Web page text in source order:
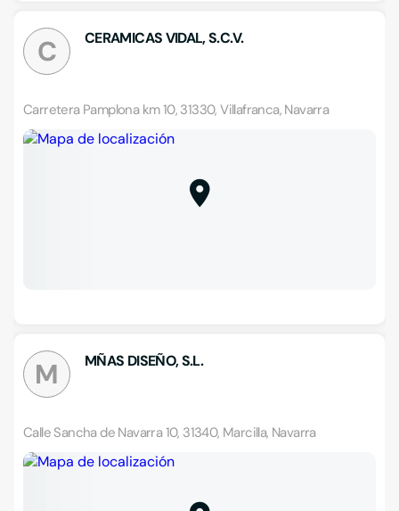
C CERAMICAS VIDAL, S.C.V.
Carretera Pamplona km 10, 31330, Villafranca, Navarra
M MÑAS DISEÑO, S.L.
Calle Sancha de Navarra 10, 31340, Marcilla, Navarra